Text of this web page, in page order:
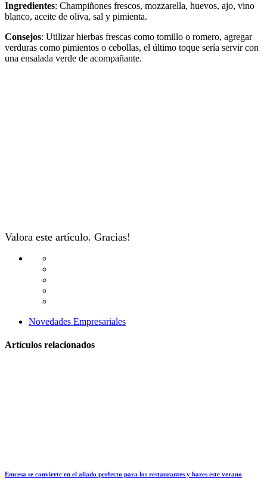
Ingredientes: Champiñones frescos, mozzarella, huevos, ajo, vino
blanco, aceite de oliva, sal y pimienta.
Consejos: Utilizar hierbas frescas como tomillo o romero, agregar
verduras como pimientos o cebollas, el último toque sería servir con
una ensalada verde de acompañante.
Valora este artículo. Gracias!
Novedades Empresariales
Artículos relacionados
Emcesa se convierte en el aliado perfecto para los restaurantes y bares este verano